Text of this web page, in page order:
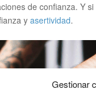
Gestionar
de confianza. Y
y asertividad.